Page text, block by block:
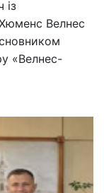
із
Велнес
«Велнес-